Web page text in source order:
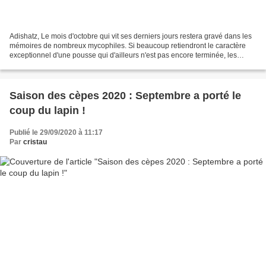
Adishatz, Le mois d'octobre qui vit ses derniers jours restera gravé dans les
mémoires de nombreux mycophiles. Si beaucoup retiendront le caractère
exceptionnel d'une pousse qui d'ailleurs n'est pas encore terminée, les
Saison des cèpes 2020 : Septembre a porté le
coup du lapin !
Publié le 29/09/2020 à 11:17
Par cristau